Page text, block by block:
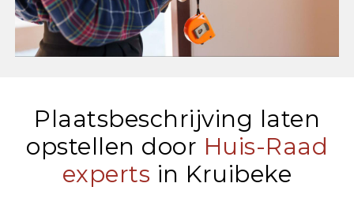
Plaatsbeschrijving laten
opstellen door Huis-Raad
experts in Kruibeke